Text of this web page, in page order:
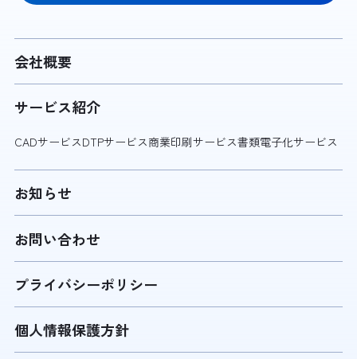
会社概要
サービス紹介
CADサービスDTPサービス商業印刷サービス書類電子化サービス
お知らせ
お問い合わせ
プライバシーポリシー
個人情報保護方針